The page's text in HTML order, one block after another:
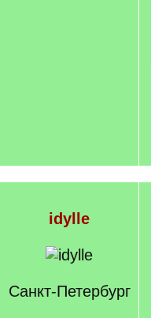
idylle
Санкт-Петербург